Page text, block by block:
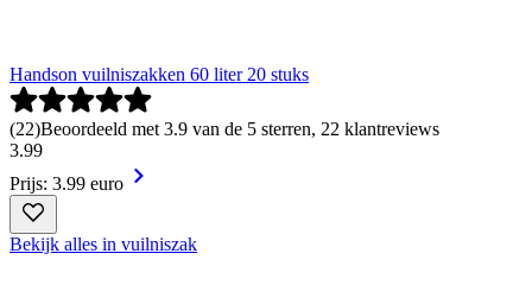
Handson vuilniszakken 60 liter 20 stuks
(22)Beoordeeld met 3.9 van de 5 sterren, 22 klantreviews
3.99
Prijs: 3.99 euro
Bekijk alles in vuilniszak